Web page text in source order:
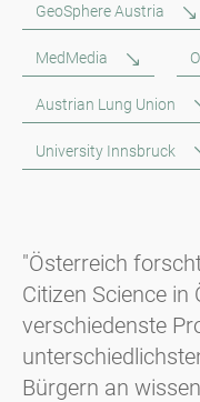
GeoSphere Austria
MedMedia
Austrian Lung Union
University Innsbruck
"Österreich
Citizen Science
verschiedenste
Bürgern an